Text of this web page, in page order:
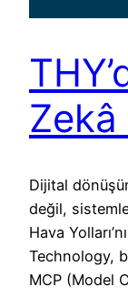
Dijital
değil,
Hava
Technology,
MCP (Model